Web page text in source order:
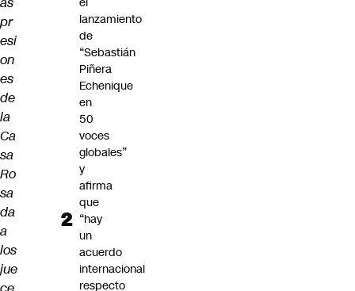
pr
esi
on
es
de
la
Ca
sa
Ro
sa
da
a
los
jue
lanzamiento
de
“Sebastián
Piñera
Echenique
en
50
voces
globales”
y
afirma
que
“hay
un
acuerdo
internacional
respecto